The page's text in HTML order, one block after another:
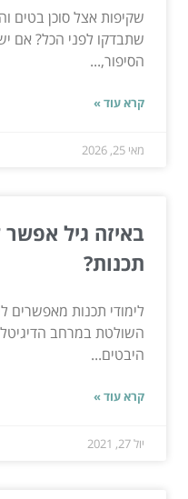
שקיפות אצל סוכן בטים
שתבדקו לפני הכל? אם
הסיפור,...
קרא עוד »
מאי 25, 2026
באיזה גיל
תכנות?
לימודי תכנות
השולטת במרחב
היבטים...
קרא עוד »
יול 27, 2021